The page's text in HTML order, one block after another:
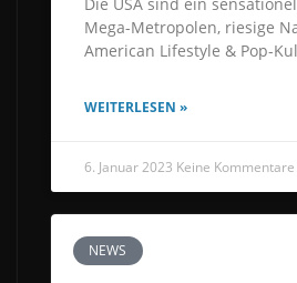
Mega-Metropolen, riesige
American Lifestyle & Pop-
WEITERLESEN »
6. Januar 2023 Keine Kommentare
NEWS